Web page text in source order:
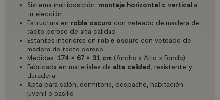
Sistema multiposición: montaje horizontal o vertical a
tu elección
Estructura en roble oscuro con veteado de madera de
tacto poroso de alta calidad
Estantes interiores en roble oscuro con veteado de
madera de tacto poroso
Medidas: 174 x 67 x 31 cm (Ancho x Alto x Fondo)
Fabricada en materiales de alta calidad, resistente y
duradera
Apta para salón, dormitorio, despacho, habitación
juvenil o pasillo